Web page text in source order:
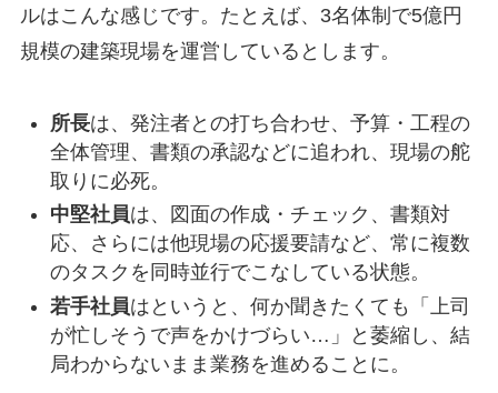
ルはこんな感じです。たとえば、3名体制で5億円
規模の建築現場を運営しているとします。
所長は、発注者との打ち合わせ、予算・工程の
全体管理、書類の承認などに追われ、現場の舵
取りに必死。
中堅社員は、図面の作成・チェック、書類対
応、さらには他現場の応援要請など、常に複数
のタスクを同時並行でこなしている状態。
若手社員はというと、何か聞きたくても「上司
が忙しそうで声をかけづらい…」と萎縮し、結
局わからないまま業務を進めることに。